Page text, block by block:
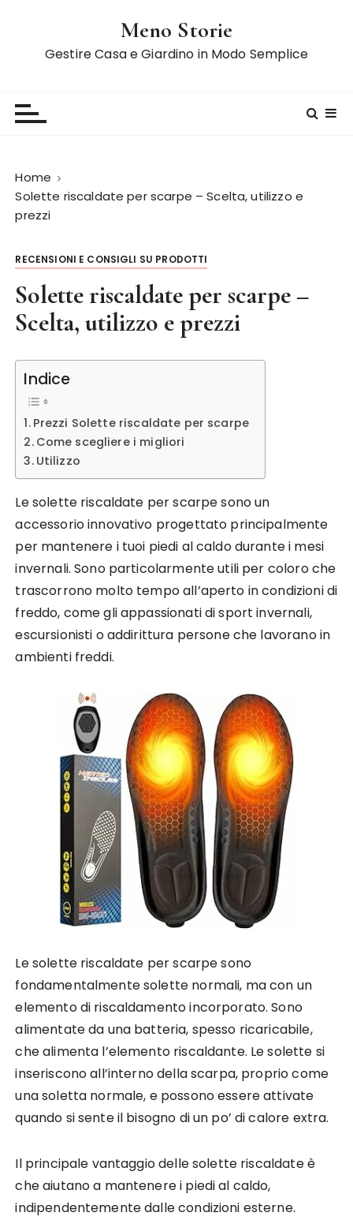
Meno Storie
Gestire Casa e Giardino in Modo Semplice
Home
Solette riscaldate per scarpe – Scelta, utilizzo e
prezzi
RECENSIONI E CONSIGLI SU PRODOTTI
Solette riscaldate per scarpe –
Scelta, utilizzo e prezzi
Indice
Prezzi Solette riscaldate per scarpe
Come scegliere i migliori
Utilizzo
Le solette riscaldate per scarpe sono un
accessorio innovativo progettato principalmente
per mantenere i tuoi piedi al caldo durante i mesi
invernali. Sono particolarmente utili per coloro che
trascorrono molto tempo all’aperto in condizioni di
freddo, come gli appassionati di sport invernali,
escursionisti o addirittura persone che lavorano in
ambienti freddi.
Le solette riscaldate per scarpe sono
fondamentalmente solette normali, ma con un
elemento di riscaldamento incorporato. Sono
alimentate da una batteria, spesso ricaricabile,
che alimenta l’elemento riscaldante. Le solette si
inseriscono all’interno della scarpa, proprio come
una soletta normale, e possono essere attivate
quando si sente il bisogno di un po’ di calore extra.
Il principale vantaggio delle solette riscaldate è
che aiutano a mantenere i piedi al caldo,
indipendentemente dalle condizioni esterne.